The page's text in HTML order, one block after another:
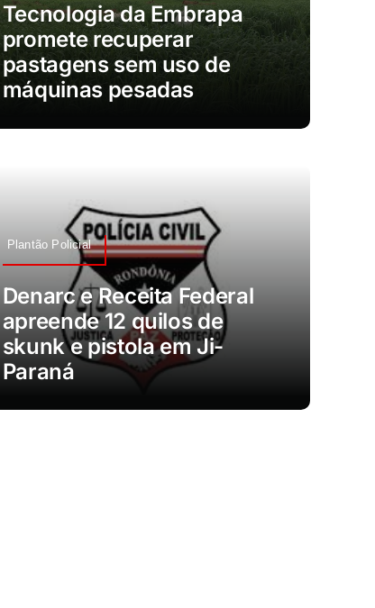
Tecnologia da Embrapa
promete recuperar
pastagens sem uso de
máquinas pesadas
Plantão Policial
Denarc e Receita Federal
apreende 12 quilos de
skunk e pistola em Ji-
Paraná